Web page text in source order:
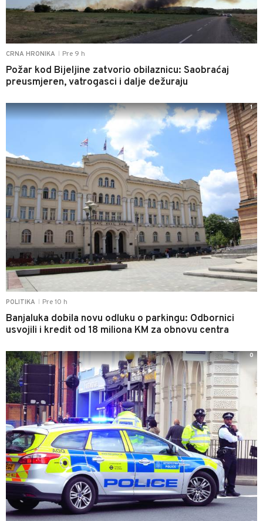
CRNA HRONIKA Pre 9 h
Požar kod Bijeljine zatvorio obilaznicu: Saobraćaj
preusmjeren, vatrogasci i dalje dežuraju
POLITIKA Pre 10 h
Banjaluka dobila novu odluku o parkingu: Odbornici
usvojili i kredit od 18 miliona KM za obnovu centra
1
0